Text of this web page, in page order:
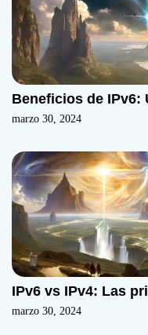
Beneficios de IPv6:
marzo 30, 2024
IPv6 vs IPv4: Las
marzo 30, 2024